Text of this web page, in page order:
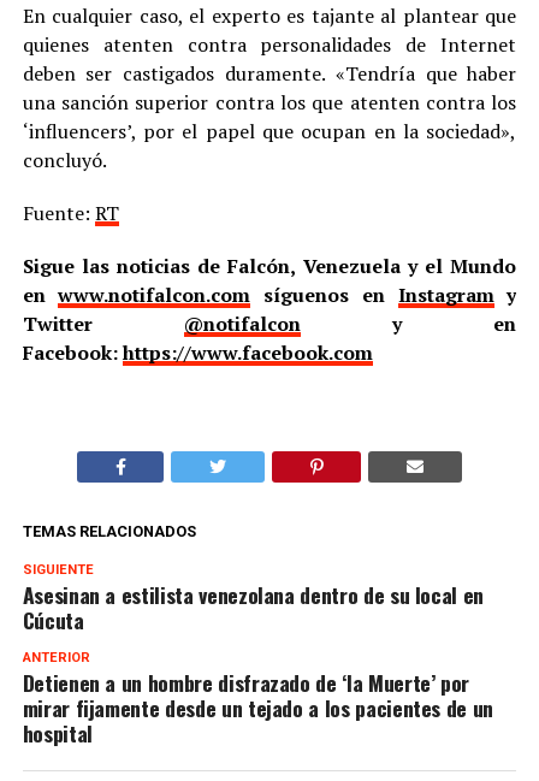
En cualquier caso, el experto es tajante al plantear que
quienes atenten contra personalidades de Internet
deben ser castigados duramente. «Tendría que haber
una sanción superior contra los que atenten contra los
‘influencers’, por el papel que ocupan en la sociedad»,
concluyó.
Fuente: RT
Sigue las noticias de Falcón, Venezuela y el Mundo
enwww.notifalcon.com síguenos en Instagramy
Twitter @notifalcony en
Facebook:https://www.facebook.com
TEMAS RELACIONADOS
SIGUIENTE
Asesinan a estilista venezolana dentro de su local en
Cúcuta
ANTERIOR
Detienen a un hombre disfrazado de ‘la Muerte’ por
mirar fijamente desde un tejado a los pacientes de un
hospital